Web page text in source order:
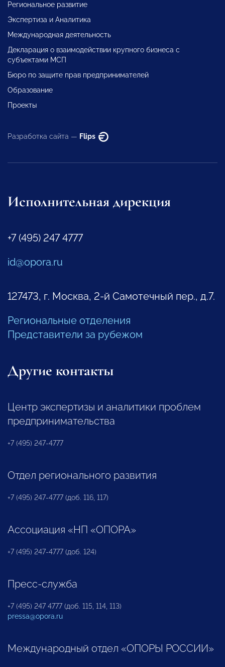
Региональное развитие
Экспертиза и Аналитика
Международная деятельность
Декларация о взаимодействии крупного бизнеса с
субъектами МСП
Бюро по защите прав предпринимателей
Образование
Проекты
Разработка сайта — Flips
Исполнительная дирекция
+7 (495) 247 4777
id@opora.ru
127473, г. Москва, 2-й Самотечный пер., д.7.
Региональные отделения
Представители за рубежом
Другие контакты
Центр экспертизы и аналитики проблем
предпринимательства
+7 (495) 247-4777
Отдел регионального развития
+7 (495) 247-4777 (доб. 116, 117)
Ассоциация «НП «ОПОРА»
+7 (495) 247-4777 (доб. 124)
Пресс-служба
+7 (495) 247 4777 (доб. 115, 114, 113)
pressa@opora.ru
Международный отдел «ОПОРЫ РОССИИ»